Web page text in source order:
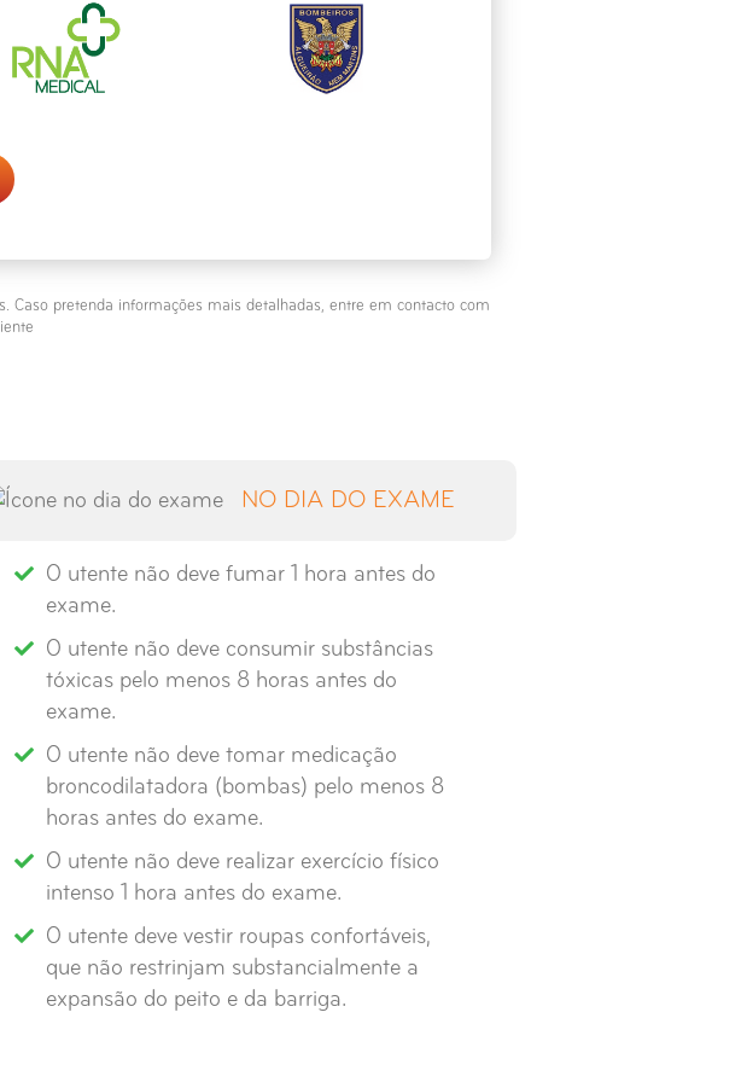
Caso pretenda informações mais detalhadas, entre em contacto com
NO DIA DO EXAME
O utente não deve fumar 1 hora antes do
exame.
O utente não deve consumir substâncias
tóxicas pelo menos 8 horas antes do
exame.
O utente não deve tomar medicação
broncodilatadora (bombas) pelo menos 8
horas antes do exame.
O utente não deve realizar exercício físico
intenso 1 hora antes do exame.
O utente deve vestir roupas confortáveis,
que não restrinjam substancialmente a
expansão do peito e da barriga.